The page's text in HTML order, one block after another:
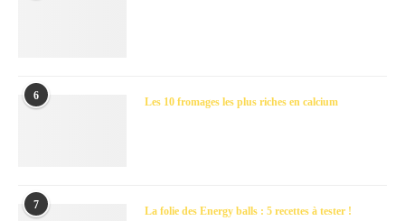
6 Les 10 fromages les plus riches en calcium
7 La folie des Energy balls : 5 recettes à tester !